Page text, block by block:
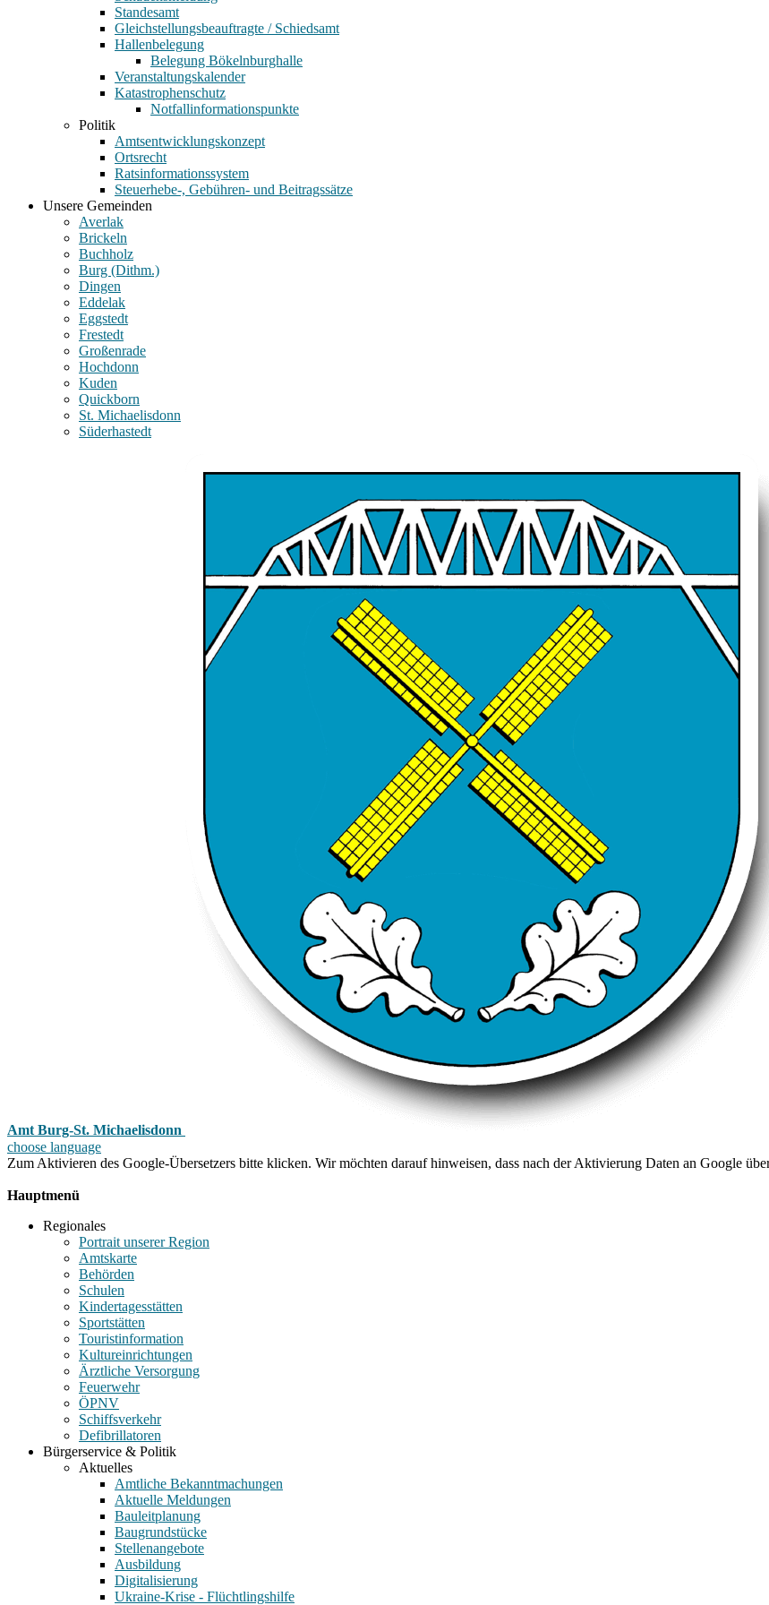
Standesamt
Gleichstellungsbeauftragte / Schiedsamt
Hallenbelegung
Belegung Bökelnburghalle
Veranstaltungskalender
Katastrophenschutz
Notfallinformationspunkte
Politik
Amtsentwicklungskonzept
Ortsrecht
Ratsinformationssystem
Steuerhebe-, Gebühren- und Beitragssätze
Unsere Gemeinden
Averlak
Brickeln
Buchholz
Burg (Dithm.)
Dingen
Eddelak
Eggstedt
Frestedt
Großenrade
Hochdonn
Kuden
Quickborn
St. Michaelisdonn
Süderhastedt
Amt Burg-St. Michaelisdonn
choose language
Zum Aktivieren des Google-Übersetzers bitte klicken. Wir möchten darauf hinweisen, dass nach der Aktivierung Daten an Google
Hauptmenü
Regionales
Portrait unserer Region
Amtskarte
Behörden
Schulen
Kindertagesstätten
Sportstätten
Touristinformation
Kultureinrichtungen
Ärztliche Versorgung
Feuerwehr
ÖPNV
Schiffsverkehr
Defibrillatoren
Bürgerservice & Politik
Aktuelles
Amtliche Bekanntmachungen
Aktuelle Meldungen
Bauleitplanung
Baugrundstücke
Stellenangebote
Ausbildung
Digitalisierung
Ukraine-Krise - Flüchtlingshilfe